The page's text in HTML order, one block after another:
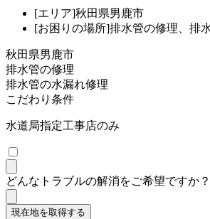
[エリア]秋田県男鹿市
[お困りの場所]排水管の修理、排
秋田県男鹿市
排水管の修理
排水管の水漏れ修理
こだわり条件
水道局指定工事店のみ
どんなトラブルの解消をご希望ですか？
現在地を取得する